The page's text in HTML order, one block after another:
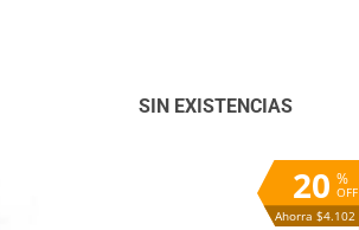
%
OFF
20
Ahorra $4.102
SIN EXISTENCIAS